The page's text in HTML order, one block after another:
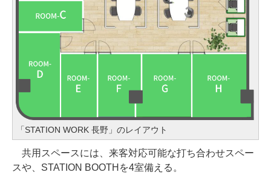
「STATION WORK 長野」のレイアウト
共用スペースには、来客対応可能な打ち合わせスペー
スや、STATION BOOTHを4室備える。